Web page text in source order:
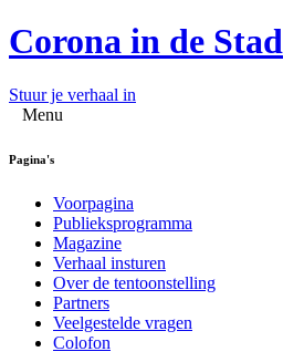
Corona in de Stad
Stuur je verhaal in
Menu
Pagina's
Voorpagina
Publieksprogramma
Magazine
Verhaal insturen
Over de tentoonstelling
Partners
Veelgestelde vragen
Colofon